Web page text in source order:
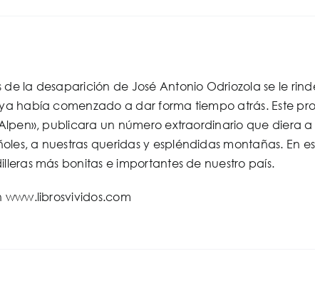
cantidad
de la desaparición de José Antonio Odriozola se le
había comenzado a dar forma tiempo atrás. Este
Alpen», publicara un número extraordinario que diera
a nuestras queridas y espléndidas montañas. En
más bonitas e importantes de nuestro país.